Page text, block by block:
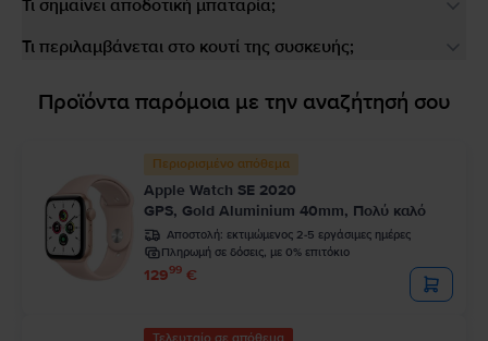
Τι σημαίνει αποδοτική μπαταρία;
Τι περιλαμβάνεται στο κουτί της συσκευής;
Προϊόντα παρόμοια με την αναζήτησή σου
Περιορισμένο απόθεμα
Apple Watch SE 2020
GPS, Gold Aluminium 40mm, Πολύ καλό
Αποστολή: εκτιμώμενος 2-5 εργάσιμες ημέρες
Πληρωμή σε δόσεις, με 0% επιτόκιο
12999 €